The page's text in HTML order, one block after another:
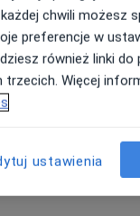
chwili możesz
preferencje w
również linki do
Więcej
ustawienia